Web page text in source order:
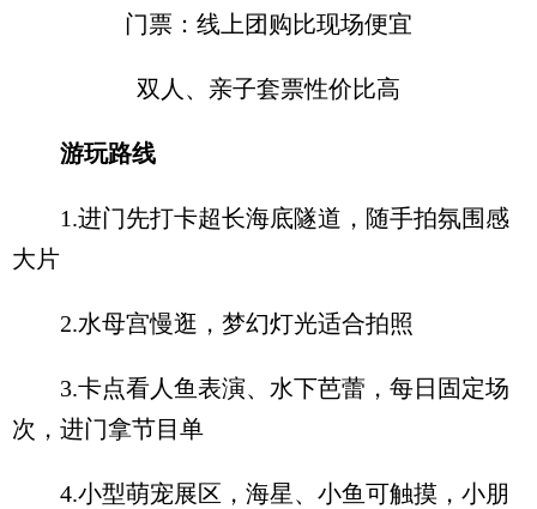
门票：线上团购比现场便宜
双人、亲子套票性价比高
游玩路线
1.进门先打卡超长海底隧道，随手拍氛围感
大片
2.水母宫慢逛，梦幻灯光适合拍照
3.卡点看人鱼表演、水下芭蕾，每日固定场
次，进门拿节目单
4.小型萌宠展区，海星、小鱼可触摸，小朋